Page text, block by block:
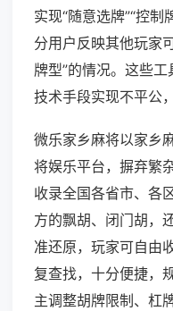
实现“随意选牌”“控制
分用户反映其他玩家
牌型”的情况。这些
技术手段实现不平公
微乐家乡麻将以家乡
将娱乐平台，摒弃繁
收录全国各省市、各
方的飘胡、闭门胡，
准还原，玩家可自由
复查找，十分便捷，
主调整胡牌限制、杠